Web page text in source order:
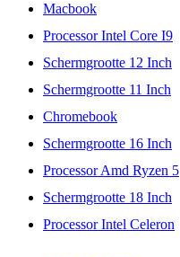
Macbook
Processor Intel Core I9
Schermgrootte 12 Inch
Schermgrootte 11 Inch
Chromebook
Schermgrootte 16 Inch
Processor Amd Ryzen 5
Schermgrootte 18 Inch
Processor Intel Celeron